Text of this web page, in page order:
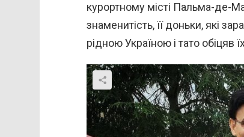
курортному місті Пальма-де-
знаменитість, її доньки, які
рідною Україною і тато